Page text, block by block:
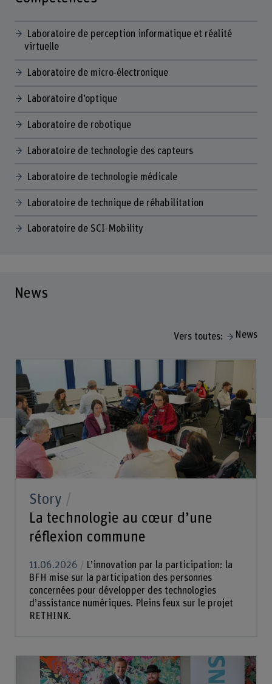
virtuelle
Laboratoire de micro-électronique
Laboratoire d’optique
Laboratoire de robotique
Laboratoire de technologie des capteurs
Laboratoire de technologie médicale
Laboratoire de technique de réhabilitation
Laboratoire de SCI-Mobility
News
Vers toutes: News
Story
La technologie au cœur d’une
réflexion commune
11.06.2026
L’innovation par la participation: la
BFH mise sur la participation des personnes
concernées pour développer des technologies
d’assistance numériques. Pleins feux sur le projet
RETHINK.